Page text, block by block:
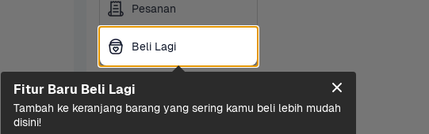
Pesanan
Beli Lagi
Beli Lagi
Fitur Baru Beli Lagi
Tambah ke keranjang barang yang sering kamu beli lebih mudah
disini!